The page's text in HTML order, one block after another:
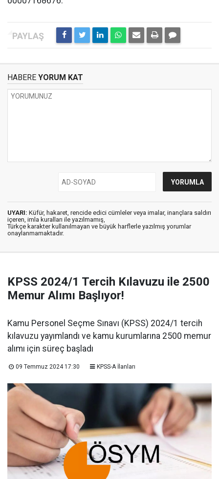
HABERE YORUM KAT
UYARI: Küfür, hakaret, rencide edici cümleler veya imalar, inançlara saldırı
içeren, imla kuralları ile yazılmamış,
Türkçe karakter kullanılmayan ve büyük harflerle yazılmış yorumlar
onaylanmamaktadır.
KPSS 2024/1 Tercih Kılavuzu ile 2500
Memur Alımı Başlıyor!
Kamu Personel Seçme Sınavı (KPSS) 2024/1 tercih
kılavuzu yayımlandı ve kamu kurumlarına 2500 memur
alımı için süreç başladı
09 Temmuz 2024 17:30 KPSS-A İlanları